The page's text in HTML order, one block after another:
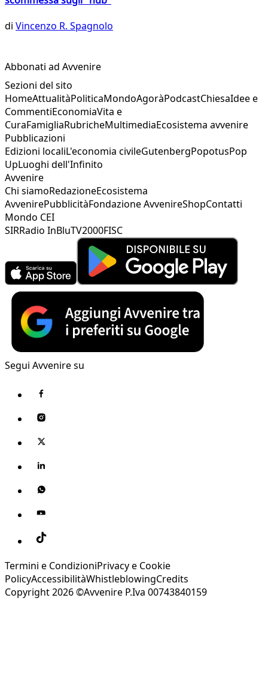
di Vincenzo R. Spagnolo
Abbonati ad Avvenire
Sezioni del sito
HomeAttualitàPoliticaMondoAgoràPodcastChiesaIdee e
CommentiEconomiaVita e
CuraFamigliaRubricheMultimediaEcosistema avvenire
Pubblicazioni
Edizioni localiL'economia civileGutenbergPopotusPop
UpLuoghi dell'Infinito
Avvenire
Chi siamoRedazioneEcosistema
AvvenirePubblicitàFondazione AvvenireShopContatti
Mondo CEI
SIRRadio InBluTV2000FISC
Segui Avvenire su
Termini e CondizioniPrivacy e Cookie
PolicyAccessibilitàWhistleblowingCredits
Copyright 2026 ©Avvenire P.Iva 00743840159